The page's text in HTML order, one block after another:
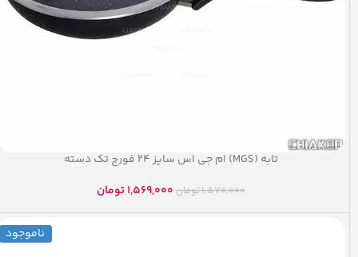
تابه (MGS) ام جی اس سایز ۲۴ فورج تک دسته
1,570,000تومان 1,569,000تومان
ناموجود